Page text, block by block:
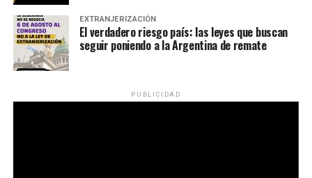
EXTRANJERIZACIÓN
El verdadero riesgo país: las leyes que buscan
seguir poniendo a la Argentina de remate
PUBLICIDAD